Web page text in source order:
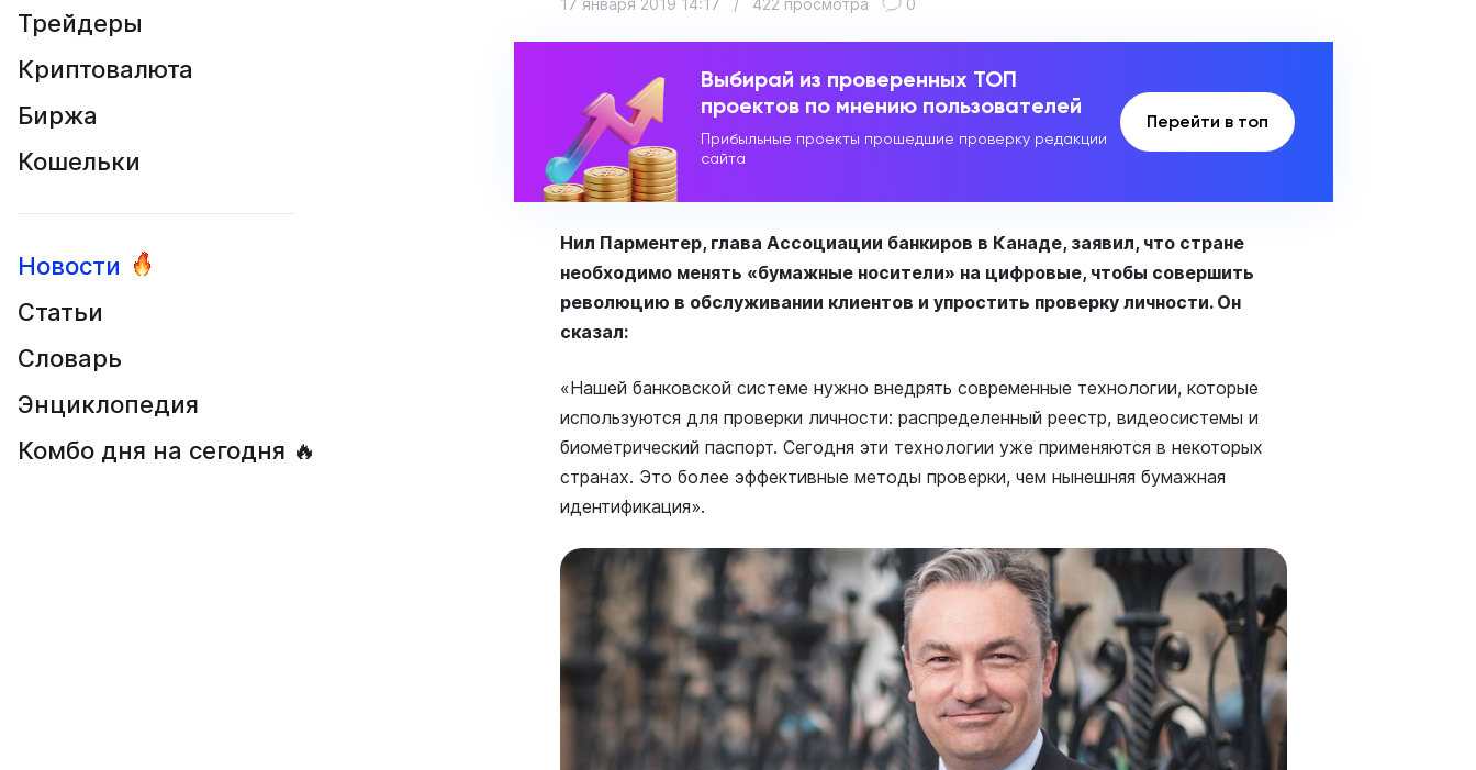
Трейдеры
Криптовалюта
Биржа
Кошельки
Новости
Статьи
Словарь
Энциклопедия
Комбо дня на сегодня 🔥
17 января 2019 14:17 / 422 просмотра 0
Выбирай из проверенных ТОП
проектов по мнению пользователей
Прибыльные проекты прошедшие проверку редакции
сайта
Перейти в топ
Нил Парментер, глава Ассоциации банкиров в Канаде, заявил, что стране
необходимо менять «бумажные носители» на цифровые, чтобы совершить
революцию в обслуживании клиентов и упростить проверку личности. Он
сказал:
«Нашей банковской системе нужно внедрять современные технологии, которые
используются для проверки личности: распределенный реестр, видеосистемы и
биометрический паспорт. Сегодня эти технологии уже применяются в некоторых
странах. Это более эффективные методы проверки, чем нынешняя бумажная
идентификация».